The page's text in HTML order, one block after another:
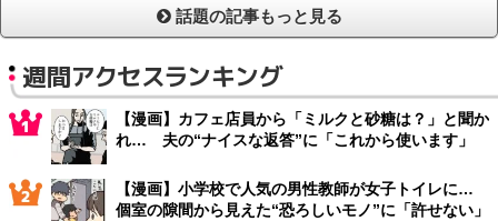
話題の記事もっと見る
週間アクセスランキング
【漫画】カフェ店員から「ミルクと砂糖は？」と聞か
れ… 夫の“ナイスな返答”に「これから使います」
【漫画】小学校で人気の男性教師が女子トイレに…
個室の隙間から見えた“恐ろしいモノ”に「許せない」